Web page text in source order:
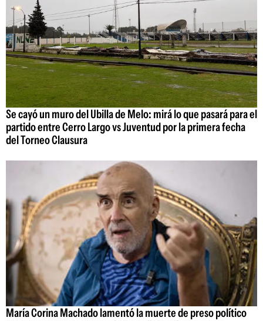
Se cayó un muro del Ubilla de Melo: mirá lo que pasará para el
partido entre Cerro Largo vs Juventud por la primera fecha
del Torneo Clausura
María Corina Machado lamentó la muerte de preso político